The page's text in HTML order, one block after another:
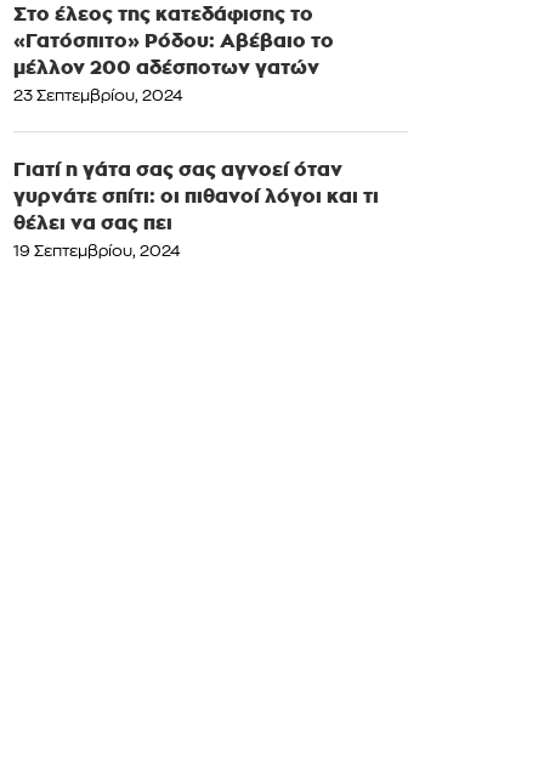
Στο έλεος της κατεδάφισης το
«Γατόσπιτο» Ρόδου: Αβέβαιο το
μέλλον 200 αδέσποτων γατών
23 Σεπτεμβρίου, 2024
Γιατί η γάτα σας σας αγνοεί όταν
γυρνάτε σπίτι: οι πιθανοί λόγοι και τι
θέλει να σας πει
19 Σεπτεμβρίου, 2024